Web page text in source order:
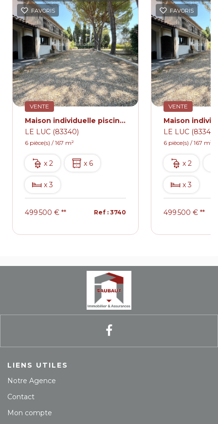
FAVORIS
VENTE
Maison individuelle piscine dependance.
LE LUC (83340)
6 pièce(s) / 167 m²
x 2 x 6
x 3
499 500 € ** Ref : 3740
FAVORIS
VENTE
LE LUC (83340)
6 pièce(s) / 167 m²
x 2
x 3
499 500 € **
LIENS UTILES
Notre Agence
Contact
Mon compte